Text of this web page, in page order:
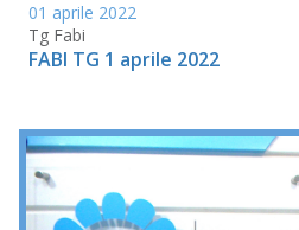
01 aprile 2022
Tg Fabi
FABI TG 1 aprile 2022